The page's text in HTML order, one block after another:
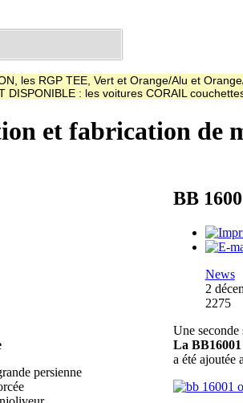
les RGP TEE, Vert et Orange/Alu et
DISPONIBLE : les voitures CORAIL
et fabrication de
persienne
BB
News
2
2275
Une seconde
La
a été ajoutée